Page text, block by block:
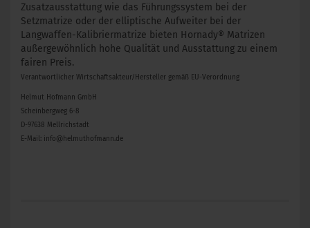
Zusatzausstattung wie das Führungssystem bei der
Setzmatrize oder der elliptische Aufweiter bei der
Langwaffen-Kalibriermatrize bieten Hornady® Matrizen
außergewöhnlich hohe Qualität und Ausstattung zu einem
fairen Preis.
Verantwortlicher Wirtschaftsakteur/Hersteller gemäß EU-Verordnung
Helmut Hofmann GmbH
Scheinbergweg 6-8
D-97638 Mellrichstadt
E-Mail: info@helmuthofmann.de